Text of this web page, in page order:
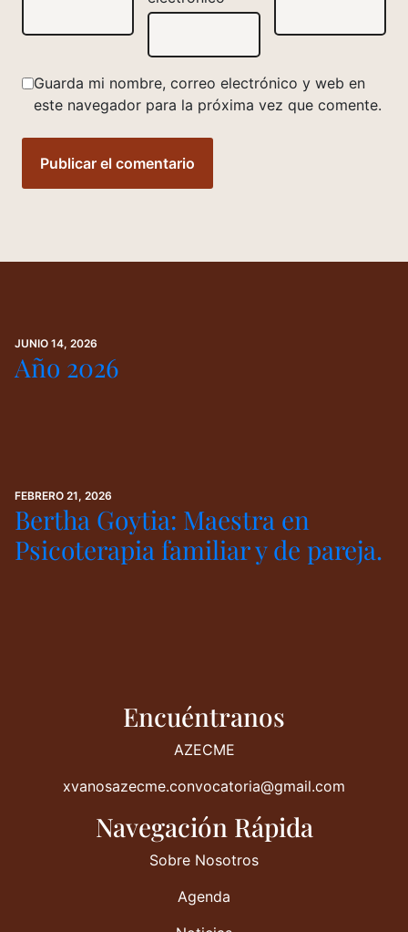
Guarda mi nombre, correo electrónico y web en
este navegador para la próxima vez que comente.
JUNIO 14, 2026
Año 2026
FEBRERO 21, 2026
Bertha Goytia: Maestra en
Psicoterapia familiar y de pareja.
Encuéntranos
AZECME
xvanosazecme.convocatoria@gmail.com
Navegación Rápida
Sobre Nosotros
Agenda